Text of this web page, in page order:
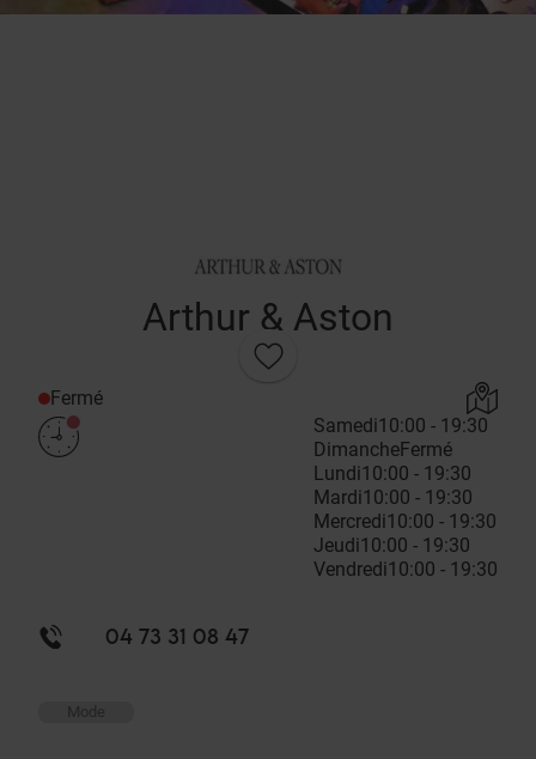
Arthur & Aston
Fermé
Samedi10:00 - 19:30
DimancheFermé
Lundi10:00 - 19:30
Mardi10:00 - 19:30
Mercredi10:00 - 19:30
Jeudi10:00 - 19:30
Vendredi10:00 - 19:30
04 73 31 08 47
Mode